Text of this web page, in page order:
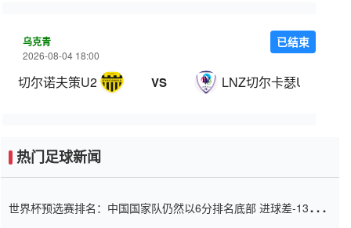
乌克青
2026-08-04 18:00
切尔诺夫策U21 VS LNZ切尔卡瑟U21
已结束
热门足球新闻
世界杯预选赛排名：中国国家队仍然以6分排名底部 进球差-13令人